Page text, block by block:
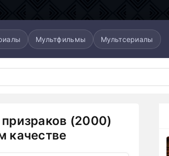
Мультфильмы Мультсериалы
(2000)
качестве